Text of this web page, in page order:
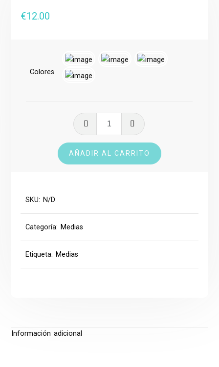
€12.00
Colores
Fit
cantidad
AÑADIR AL CARRITO
SKU: N/D
Categoría: Medias
Etiqueta: Medias
Información adicional